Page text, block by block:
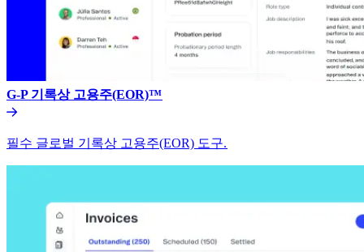
G-P 기록상 고용주(EOR)™​​
필수 글로벌 기록상 고용주(EOR) 도구.​​